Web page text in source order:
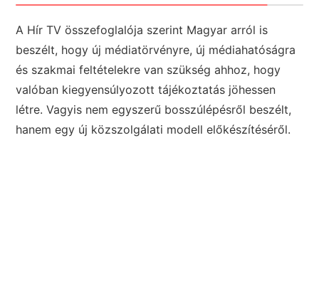
A Hír TV összefoglalója szerint Magyar arról is
beszélt, hogy új médiatörvényre, új médiahatóságra
és szakmai feltételekre van szükség ahhoz, hogy
valóban kiegyensúlyozott tájékoztatás jöhessen
létre. Vagyis nem egyszerű bosszúlépésről beszélt,
hanem egy új közszolgálati modell előkészítéséről.